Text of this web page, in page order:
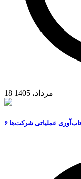
18 مرداد، 1405
عملیاتی شرکت‌ها